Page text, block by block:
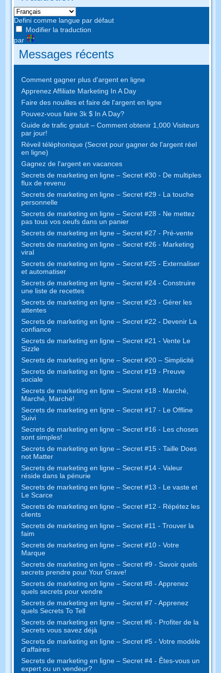
Defini comme langue par défaut
Modifier la traduction
par
Messages récents
Comment gagner plus d'argent en ligne
Apprenez Affiliate Marketing In A Day
Faire des nouilles et faire de l'argent en ligne
Pouvez-vous faire 3k $ In A Day?
Guide de trafic gratuit – Comment obtenir 1,000 Visiteurs
par jour!
Réveil téléphonique (Secret pour gagner de l'argent réel
en ligne)
Gagnez de l'argent en vacances
Secrets de marketing en ligne – Secret #30 - De multiples
flux de revenu
Secrets de marketing en ligne – Secret #29 - La touche
personnelle
Secrets de marketing en ligne – Secret #28 - Ne mettez
pas tous vos oeufs dans un panier
Secrets de marketing en ligne – Secret #27 - Pré-vente
Secrets de marketing en ligne – Secret #26 - Marketing
viral
Secrets de marketing en ligne – Secret #25 - Externaliser
et automatiser
Secrets de marketing en ligne – Secret #24 - Construire
une liste de recettes
Secrets de marketing en ligne – Secret #23 - Gérer les
attentes
Secrets de marketing en ligne – Secret #22 - Devenir La
confiance
Secrets de marketing en ligne – Secret #21 - Vente Le
Sizzle
Secrets de marketing en ligne – Secret #20 – Simplicité
Secrets de marketing en ligne – Secret #19 - Preuve
sociale
Secrets de marketing en ligne – Secret #18 - Marché,
Marché, Marché!
Secrets de marketing en ligne – Secret #17 - Le Offline
Suivi
Secrets de marketing en ligne – Secret #16 - Les choses
sont simples!
Secrets de marketing en ligne – Secret #15 - Taille Does
not Matter
Secrets de marketing en ligne – Secret #14 - Valeur
réside dans la pénurie
Secrets de marketing en ligne – Secret #13 - Le vaste et
Le Scarce
Secrets de marketing en ligne – Secret #12 - Répétez les
clients
Secrets de marketing en ligne – Secret #11 - Trouver la
faim
Secrets de marketing en ligne – Secret #10 - Votre
Marque
Secrets de marketing en ligne – Secret #9 - Savoir quels
secrets prendre pour Your Grave!
Secrets de marketing en ligne – Secret #8 - Apprenez
quels secrets pour vendre
Secrets de marketing en ligne – Secret #7 - Apprenez
quels Secrets To Tell
Secrets de marketing en ligne – Secret #6 - Profiter de la
Secrets vous savez déjà
Secrets de marketing en ligne – Secret #5 - Votre modèle
d'affaires
Secrets de marketing en ligne – Secret #4 - Êtes-vous un
expert ou un vendeur?